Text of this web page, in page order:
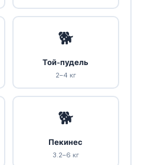
🐕
Той-пудель
2–4 кг
🐕
Пекинес
3.2–6 кг